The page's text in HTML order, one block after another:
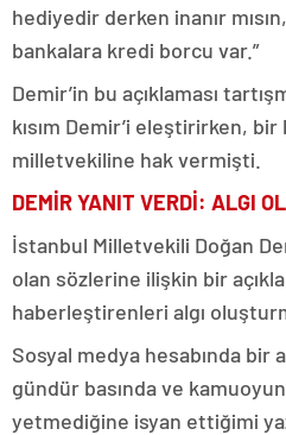
hediyedir derken inanır
bankalara kredi borcu var.”
Demir’in bu açıklaması
kısım Demir’i eleştirirken,
milletvekiline hak vermişti.
DEMİR YANIT VERDİ: ALGI
İstanbul Milletvekili Doğan
olan sözlerine ilişkin bir
haberleştirenleri algı
Sosyal medya hesabında bir
gündür basında ve
yetmediğine isyan ettiğimi